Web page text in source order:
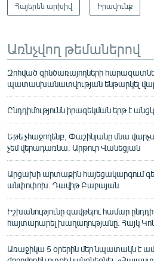
Հայերեն արխիվ Իրավունք
Առնչվող թեմաներով
Զոհված զինծառայողների
պատասխանատվության ենթարկել
Ընդդիմությունն իրազեկման երթ է
Եթե չհաջողենք, Փաշինյանը մնա
չեմ վերադառնա. Արթուր Վանեցյան
Արցախի արտաքին հայեցակարգում
անփոփոխ. Դավիթ Բաբայան
Իշխանությունը զավթելու համար
հայտարարել խաղաղությանը. Հայկ
Առաջիկա 5 օրերին մեր նպատակն է